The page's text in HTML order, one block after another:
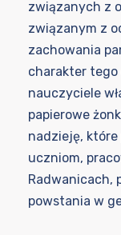
związanych z
związanym z
zachowania
charakter tego
nauczyciele
papierowe
nadzieję,
uczniom,
Radwanicach,
powstania w